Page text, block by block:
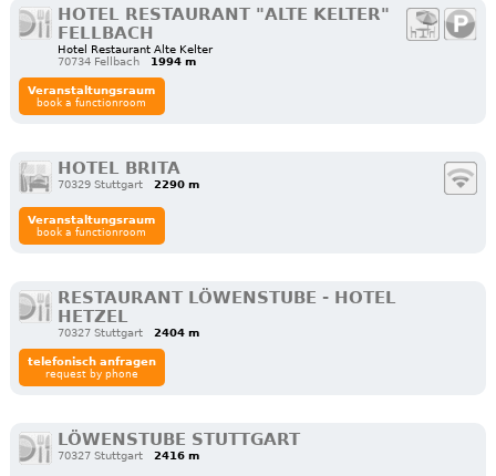
HOTEL RESTAURANT "ALTE KELTER"
FELLBACH
Hotel Restaurant Alte Kelter
70734 Fellbach
1994 m
Veranstaltungsraum
book a functionroom
HOTEL BRITA
70329 Stuttgart 2290 m
Veranstaltungsraum
book a functionroom
RESTAURANT LÖWENSTUBE - HOTEL
HETZEL
70327 Stuttgart 2404 m
telefonisch anfragen
request by phone
LÖWENSTUBE STUTTGART
70327 Stuttgart 2416 m